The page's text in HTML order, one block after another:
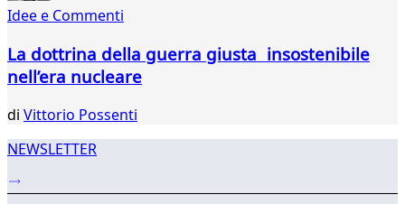
Idee e Commenti
La dottrina della guerra giusta insostenibile
nell’era nucleare
di Vittorio Possenti
NEWSLETTER